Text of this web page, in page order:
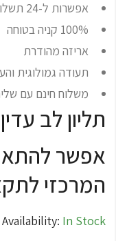
אפשרות ל-24 תשלומים ללא ריבית
100% קניה בטוחה
אריזה מהודרת
תעודה גמולוגית
משלוח חינם עם
תליון לב עדין
אפשר
המרכזי
Availability: In Stock